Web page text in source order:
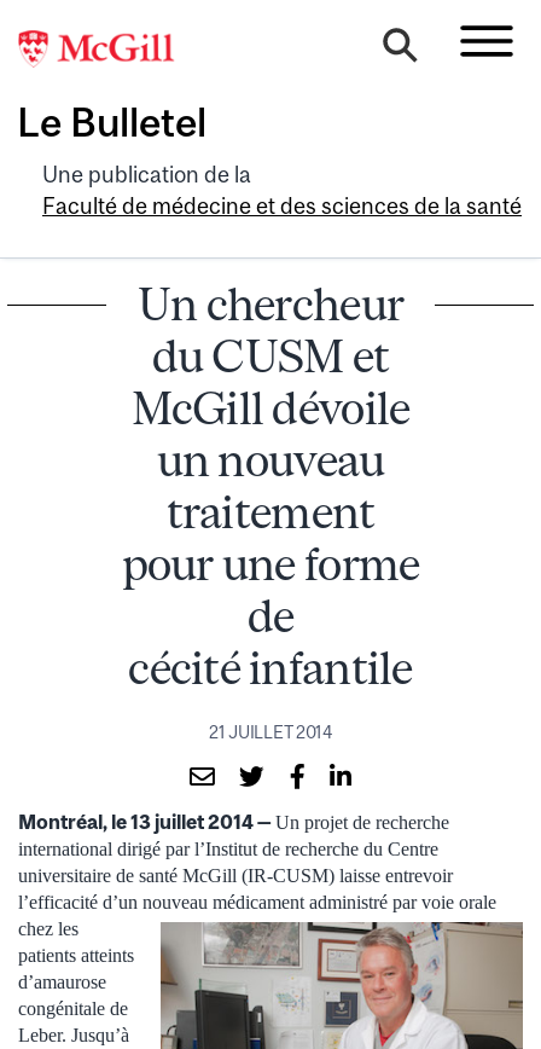
Le Bulletel
Une publication de la
Faculté de médecine et des sciences de la santé
Un chercheur
du CUSM et
McGill dévoile
un nouveau
traitement
pour une forme
de
cécité infantile
21 JUILLET 2014
Montréal, le 13 juillet 2014 —Un projet de recherche
international dirigé par l’Institut de recherche du Centre
universitaire de santé McGill (IR-CUSM) laisse entrevoir
l’efficacité d’un nouveau médicament administré par voie orale
chez les
patients atteints
d’amaurose
congénitale de
Leber. Jusqu’à